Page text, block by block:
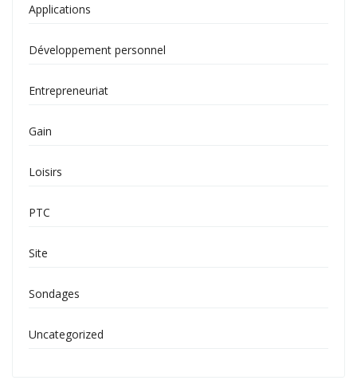
Applications
Développement personnel
Entrepreneuriat
Gain
Loisirs
PTC
Site
Sondages
Uncategorized